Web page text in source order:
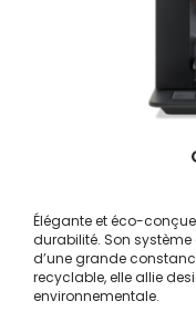
Élégante et éco-
durabilité. Son
d’une grande
recyclable, elle allie
environnementale.